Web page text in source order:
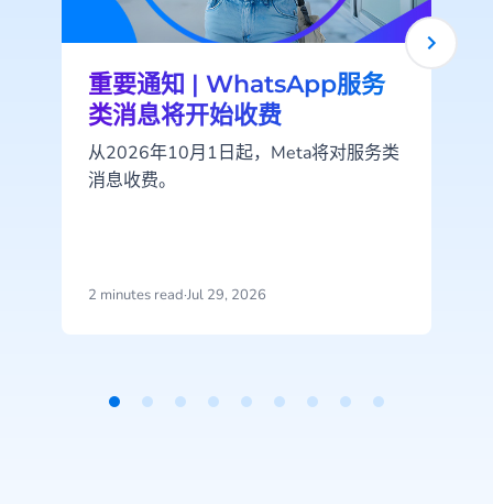
重要通知 | WhatsApp服务
类消息将开始收费
从2026年10月1日起，Meta将对服务类
消息收费。
2 minutes read·Jul 29, 2026